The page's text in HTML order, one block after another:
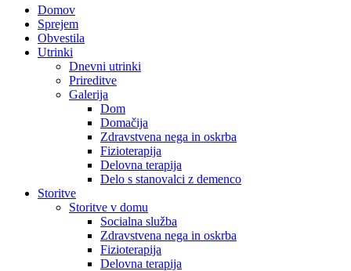
Domov
Sprejem
Obvestila
Utrinki
Dnevni utrinki
Prireditve
Galerija
Dom
Domačija
Zdravstvena nega in oskrba
Fizioterapija
Delovna terapija
Delo s stanovalci z demenco
Storitve
Storitve v domu
Socialna služba
Zdravstvena nega in oskrba
Fizioterapija
Delovna terapija